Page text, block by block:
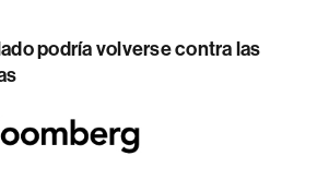
podría volverse contra las